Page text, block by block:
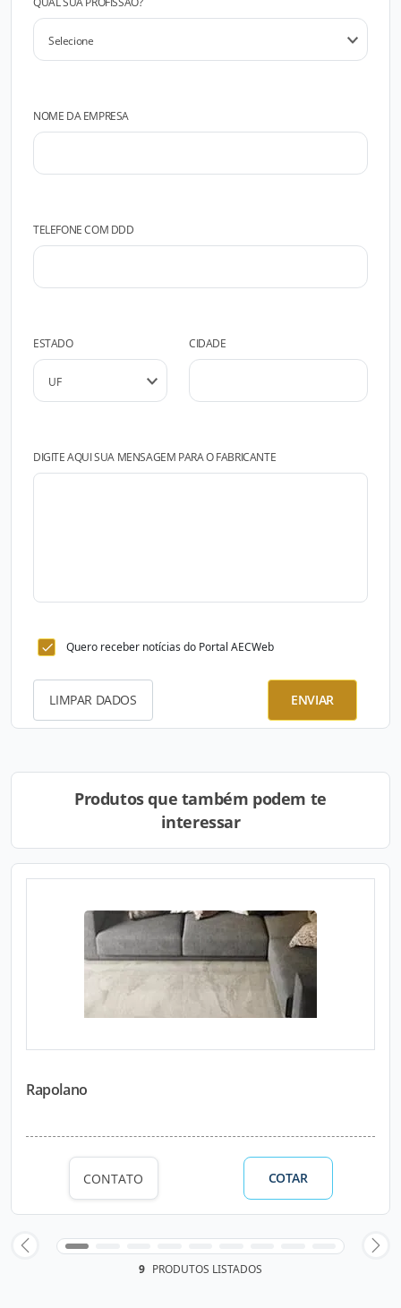
NOME DA EMPRESA
TELEFONE COM DDD
ESTADO CIDADE
DIGITE AQUI SUA MENSAGEM PARA O FABRICANTE
Quero receber notícias do Portal AECWeb
LIMPAR DADOS ENVIAR
Produtos que também podem te
interessar
Rapolano
CONTATO COTAR
9 PRODUTOS LISTADOS